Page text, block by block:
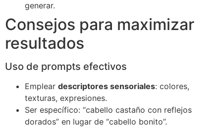
generar.
Consejos para maximizar
resultados
Uso de prompts efectivos
Emplear descriptores sensoriales: colores,
texturas, expresiones.
Ser específico: “cabello castaño con reflejos
dorados” en lugar de “cabello bonito”.